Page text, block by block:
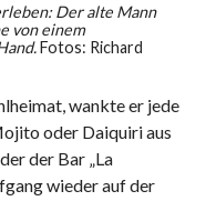
Der alte Mann
von einem
Fotos: Richard
wankte er jede
oder Daiquiri aus
der Bar „La
wieder auf der